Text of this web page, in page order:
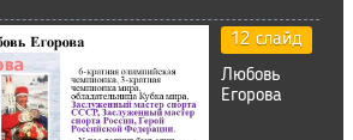
12 слайд
Любовь
Егорова